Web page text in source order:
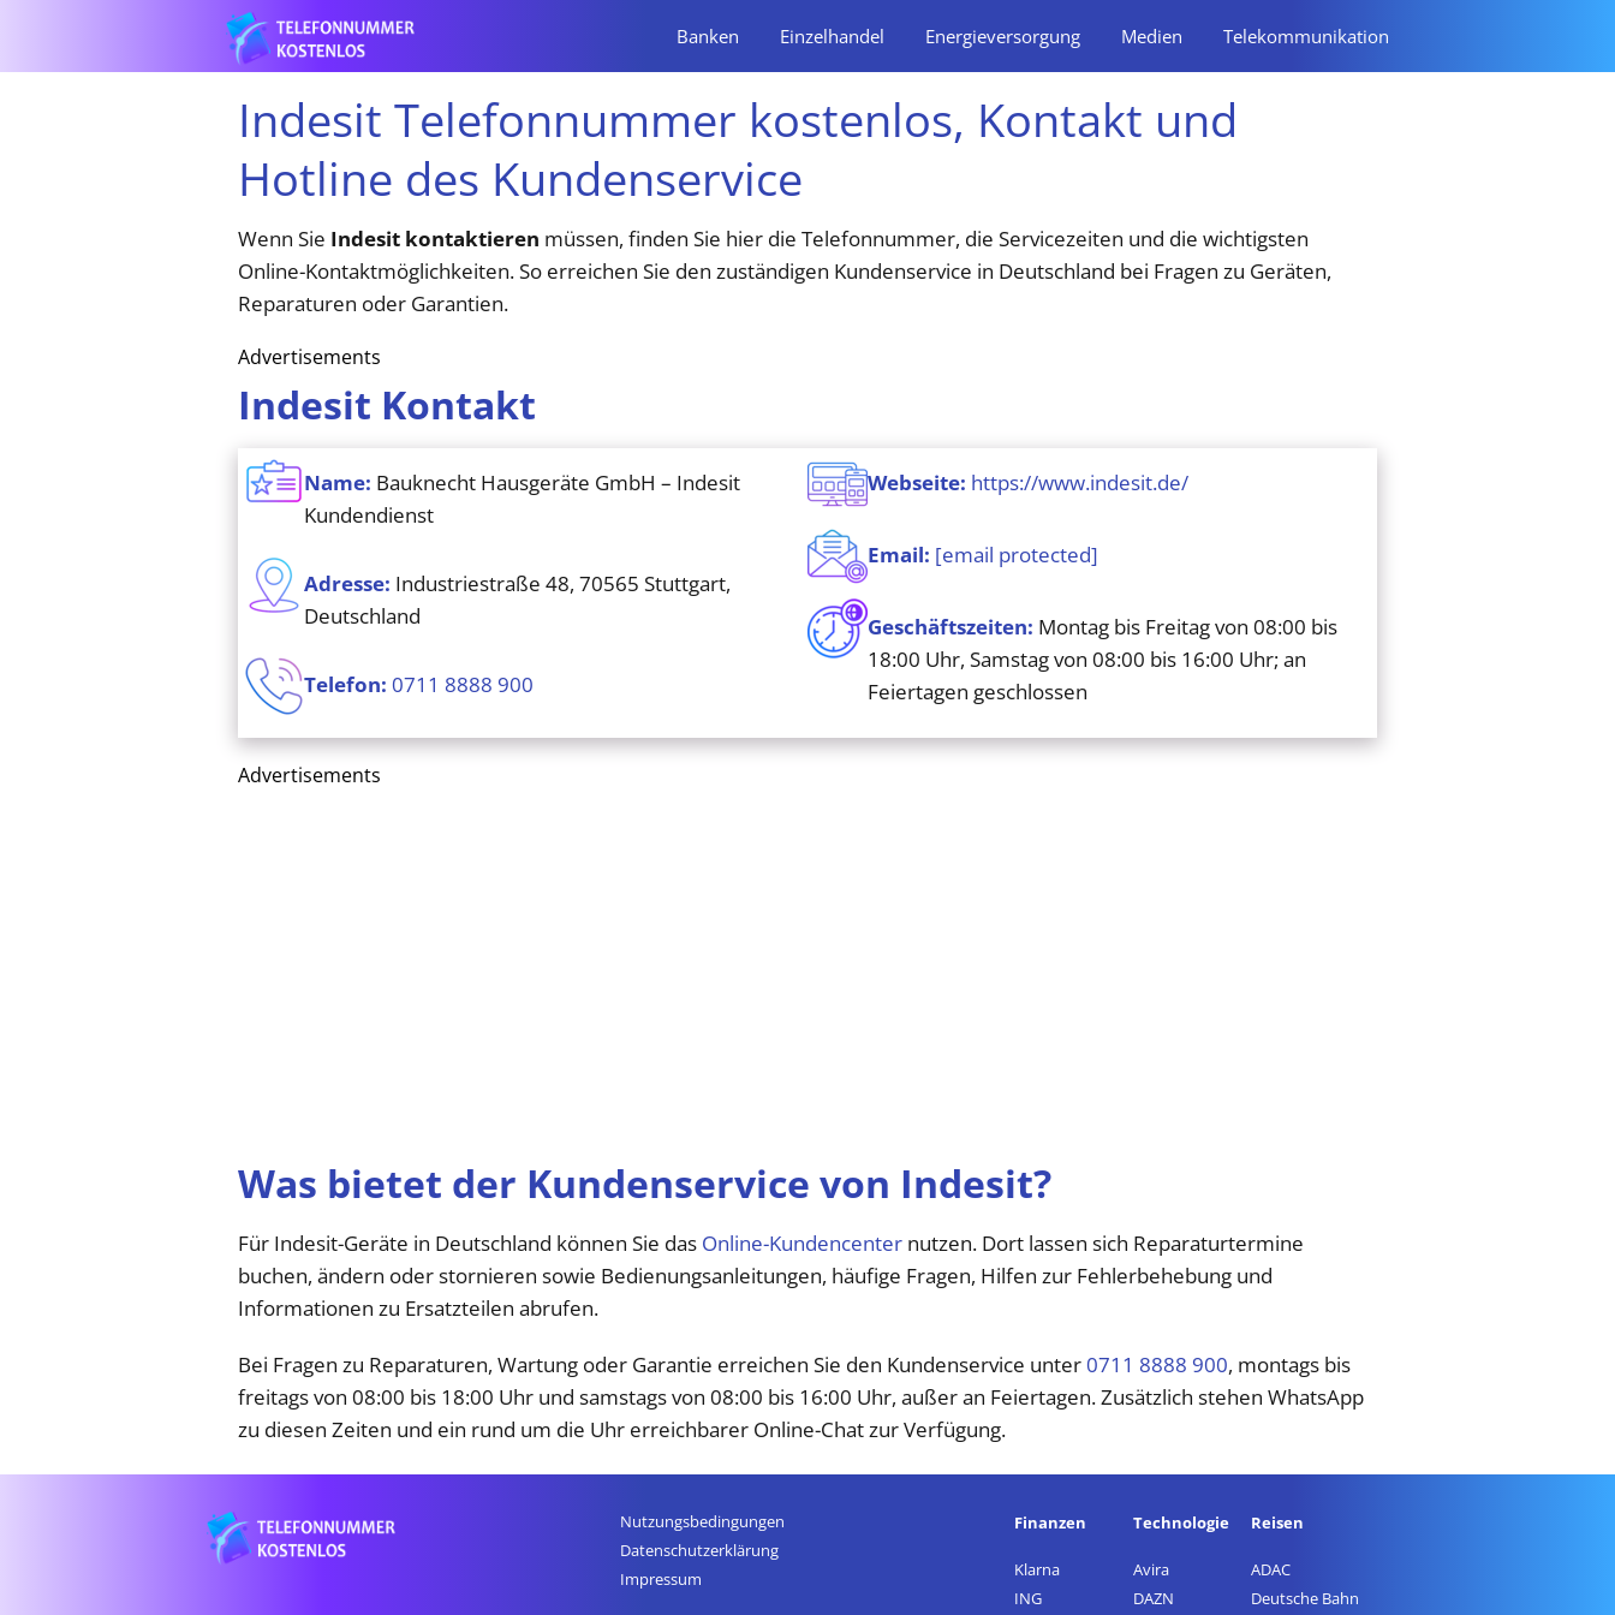
Banken Einzelhandel Energieversorgung Medien Telekommunikation
Indesit Telefonnummer kostenlos, Kontakt und
Hotline des Kundenservice
Wenn Sie Indesit kontaktieren müssen, finden Sie hier die Telefonnummer, die Servicezeiten und die wichtigsten
Online-Kontaktmöglichkeiten. So erreichen Sie den zuständigen Kundenservice in Deutschland bei Fragen zu Geräten,
Reparaturen oder Garantien.
Advertisements
Indesit Kontakt
Name: Bauknecht Hausgeräte GmbH – Indesit
Kundendienst
Adresse: Industriestraße 48, 70565 Stuttgart,
Deutschland
Telefon: 0711 8888 900
Webseite: https://www.indesit.de/
Email: [email protected]
Geschäftszeiten: Montag bis Freitag von 08:00 bis
18:00 Uhr, Samstag von 08:00 bis 16:00 Uhr; an
Feiertagen geschlossen
Advertisements
Was bietet der Kundenservice von Indesit?
Für Indesit-Geräte in Deutschland können Sie das Online-Kundencenter nutzen. Dort lassen sich Reparaturtermine
buchen, ändern oder stornieren sowie Bedienungsanleitungen, häufige Fragen, Hilfen zur Fehlerbehebung und
Informationen zu Ersatzteilen abrufen.
Bei Fragen zu Reparaturen, Wartung oder Garantie erreichen Sie den Kundenservice unter0711 8888 900, montags bis
freitags von 08:00 bis 18:00 Uhr und samstags von 08:00 bis 16:00 Uhr, außer an Feiertagen. Zusätzlich stehen WhatsApp
zu diesen Zeiten und ein rund um die Uhr erreichbarer Online-Chat zur Verfügung.
Nutzungsbedingungen
Datenschutz­erklärung
Impressum
Finanzen
Klarna
ING
Technologie
Avira
DAZN
Reisen
ADAC
Deutsche Bahn